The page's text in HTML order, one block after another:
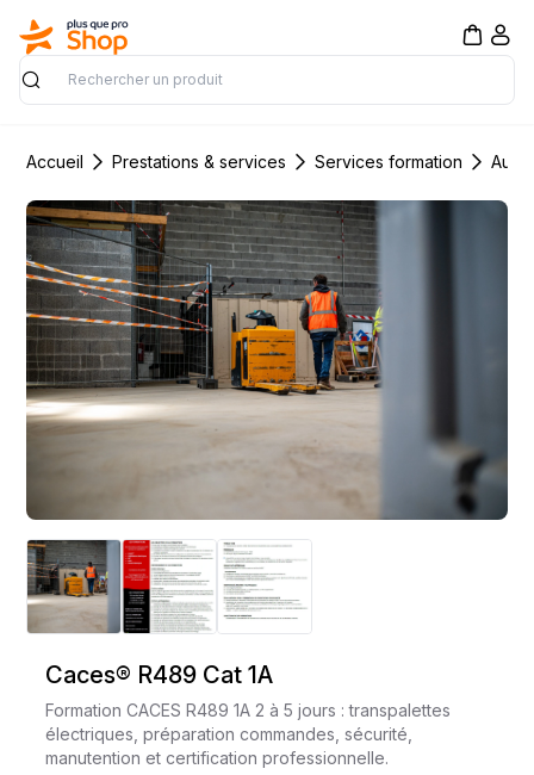
Rechercher
Accueil Prestations & services Services formation
Caces® R489 Cat 1A
Formation CACES R489 1A 2 à 5 jours : transpalettes
électriques, préparation commandes, sécurité,
manutention et certification professionnelle.